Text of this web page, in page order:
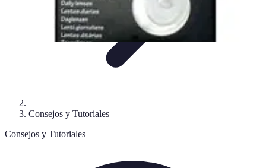
Consejos y Tutoriales
Consejos y Tutoriales